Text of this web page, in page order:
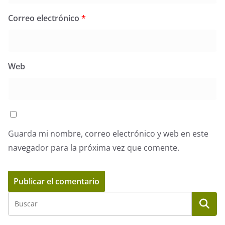
Correo electrónico *
Web
Guarda mi nombre, correo electrónico y web en este
navegador para la próxima vez que comente.